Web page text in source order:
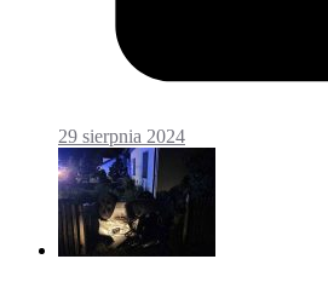
29 sierpnia 2024